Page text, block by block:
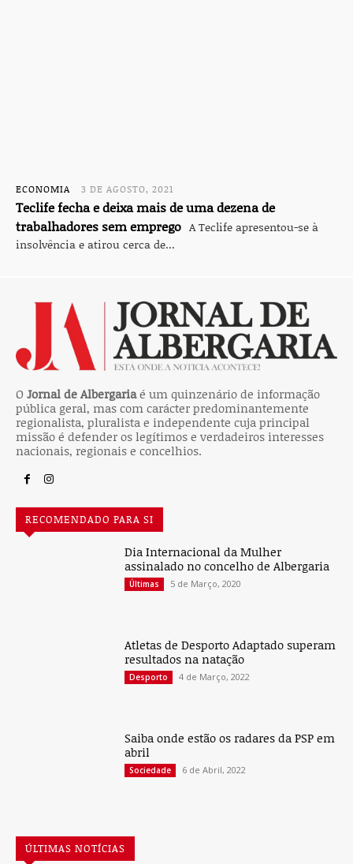
ECONOMIA 3 DE AGOSTO, 2021
Teclife fecha e deixa mais de uma dezena de
trabalhadores sem emprego A Teclife apresentou-se à
insolvência e atirou cerca de...
O Jornal de Albergariaé um quinzenário de informação
pública geral, mas com carácter predominantemente
regionalista, pluralista e independente cuja principal
missão é defender os legítimos e verdadeiros interesses
nacionais, regionais e concelhios.
RECOMENDADO PARA SI
Dia Internacional da Mulher
assinalado no concelho de Albergaria
Últimas 5 de Março, 2020
Atletas de Desporto Adaptado superam
resultados na natação
Desporto 4 de Março, 2022
Saiba onde estão os radares da PSP em
abril
Sociedade 6 de Abril, 2022
ÚLTIMAS NOTÍCIAS